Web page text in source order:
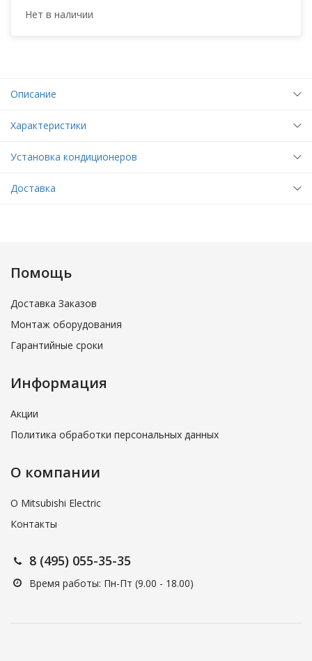
Нет в наличии
Описание
Характеристики
Установка кондиционеров
Доставка
Помощь
Доставка Заказов
Монтаж оборудования
Гарантийные сроки
Информация
Акции
Политика обработки персональных данных
О компании
О Mitsubishi Electric
Контакты
8 (495) 055-35-35
Время работы: Пн-Пт (9.00 - 18.00)